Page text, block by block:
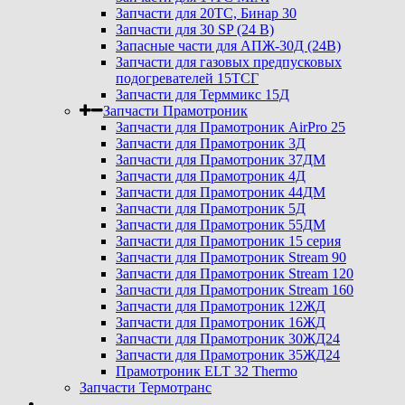
Запчасти для 20ТС, Бинар 30
Запчасти для 30 SP (24 В)
Запасные части для АПЖ-30Д (24В)
Запчасти для газовых предпусковых
подогревателей 15ТСГ
Запчасти для Терммикс 15Д
Запчасти Прамотроник
Запчасти для Прамотроник AirPro 25
Запчасти для Прамотроник 3Д
Запчасти для Прамотроник 37ДМ
Запчасти для Прамотроник 4Д
Запчасти для Прамотроник 44ДМ
Запчасти для Прамотроник 5Д
Запчасти для Прамотроник 55ДМ
Запчасти для Прамотроник 15 серия
Запчасти для Прамотроник Stream 90
Запчасти для Прамотроник Stream 120
Запчасти для Прамотроник Stream 160
Запчасти для Прамотроник 12ЖД
Запчасти для Прамотроник 16ЖД
Запчасти для Прамотроник 30ЖД24
Запчасти для Прамотроник 35ЖД24
Прамотроник ELT 32 Thermo
Запчасти Термотранс